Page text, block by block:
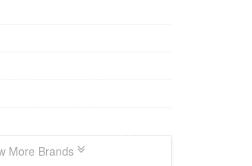
More Brands